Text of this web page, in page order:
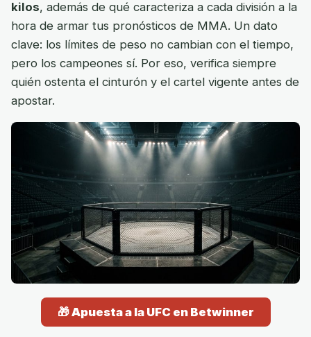
kilos, además de qué caracteriza a cada división a la
hora de armar tus pronósticos de MMA. Un dato
clave: los límites de peso no cambian con el tiempo,
pero los campeones sí. Por eso, verifica siempre
quién ostenta el cinturón y el cartel vigente antes de
apostar.
🎁 Apuesta a la UFC en Betwinner